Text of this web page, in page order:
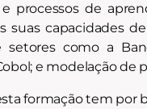
processos de
suas capacidades
como a
e modelação de
formação tem por